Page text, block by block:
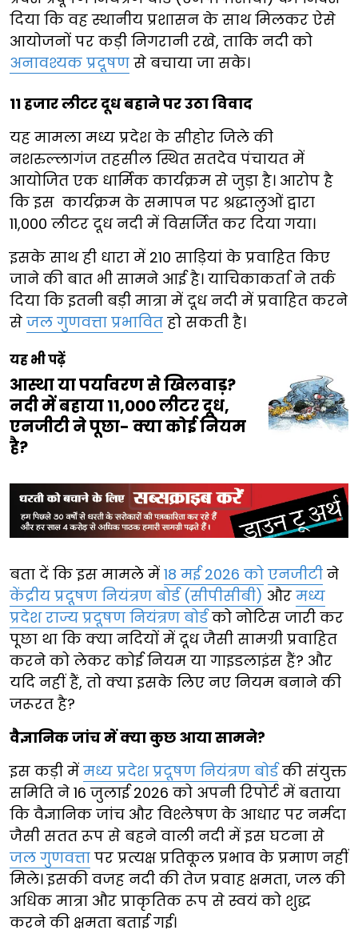
दिया कि वह स्थानीय प्रशासन के साथ मिलकर ऐसे
आयोजनों पर कड़ी निगरानी रखे, ताकि नदी को
अनावश्यक प्रदूषण से बचाया जा सके।
11 हजार लीटर दूध बहाने पर उठा विवाद
यह मामला मध्य प्रदेश के सीहोर जिले की
नशरुल्लागंज तहसील स्थित सतदेव पंचायत में
आयोजित एक धार्मिक कार्यक्रम से जुड़ा है। आरोप है
कि इस कार्यक्रम के समापन पर श्रद्धालुओं द्वारा
11,000 लीटर दूध नदी में विसर्जित कर दिया गया।
इसके साथ ही धारा में 210 साड़ियां के प्रवाहित किए
जाने की बात भी सामने आई है। याचिकाकर्ता ने तर्क
दिया कि इतनी बड़ी मात्रा में दूध नदी में प्रवाहित करने
से जल गुणवत्ता प्रभावित हो सकती है।
यह भी पढ़ें
आस्था या पर्यावरण से खिलवाड़?
नदी में बहाया 11,000 लीटर दूध,
एनजीटी ने पूछा- क्या कोई नियम
है?
बता दें कि इस मामले में 18 मई 2026 को एनजीटी ने
केंद्रीय प्रदूषण नियंत्रण बोर्ड (सीपीसीबी) और मध्य
प्रदेश राज्य प्रदूषण नियंत्रण बोर्डको नोटिस जारी कर
पूछा था कि क्या नदियों में दूध जैसी सामग्री प्रवाहित
करने को लेकर कोई नियम या गाइडलाइंस हैं? और
यदि नहीं हैं, तो क्या इसके लिए नए नियम बनाने की
जरूरत है?
वैज्ञानिक जांच में क्या कुछ आया सामने?
इस कड़ी में मध्य प्रदेश प्रदूषण नियंत्रण बोर्डकी संयुक्त
समिति ने 16 जुलाई 2026 को अपनी रिपोर्ट में बताया
कि वैज्ञानिक जांच और विश्लेषण के आधार पर नर्मदा
जैसी सतत रूप से बहने वाली नदी में इस घटना से
जल गुणवत्ता पर प्रत्यक्ष प्रतिकूल प्रभाव के प्रमाण नहीं
मिले। इसकी वजह नदी की तेज प्रवाह क्षमता, जल की
अधिक मात्रा और प्राकृतिक रूप से स्वयं को शुद्ध
करने की क्षमता बताई गई।